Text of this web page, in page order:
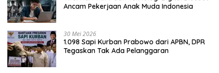
Ancam Pekerjaan Anak Muda Indonesia
30 Mei 2026
1.098 Sapi Kurban Prabowo dari APBN, DPR
Tegaskan Tak Ada Pelanggaran